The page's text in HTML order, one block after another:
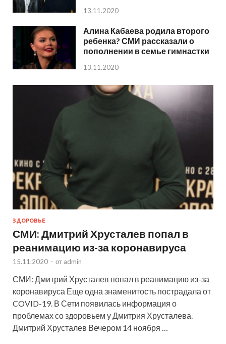
13.11.2020
Алина Кабаева родила второго
ребенка? СМИ рассказали о
пополнении в семье гимнастки
13.11.2020
ЗДОРОВЬЕ
СМИ: Дмитрий Хрусталев попал в
реанимацию из-за коронавируса
15.11.2020 - от admin
СМИ: Дмитрий Хрусталев попал в реанимацию из-за
коронавируса Еще одна знаменитость пострадала от
COVID-19. В Сети появилась информация о
проблемах со здоровьем у Дмитрия Хрусталева.
Дмитрий Хрусталев Вечером 14 ноября …